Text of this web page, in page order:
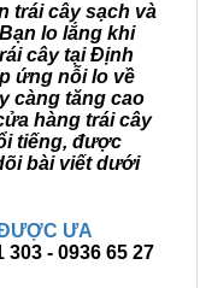
trái cây sạch và
lo lắng khi
cây tại Định
ứng nỗi lo về
càng tăng cao
hàng trái cây
tiếng, được
bài viết dưới
ƯA
303 - 0936 65 27